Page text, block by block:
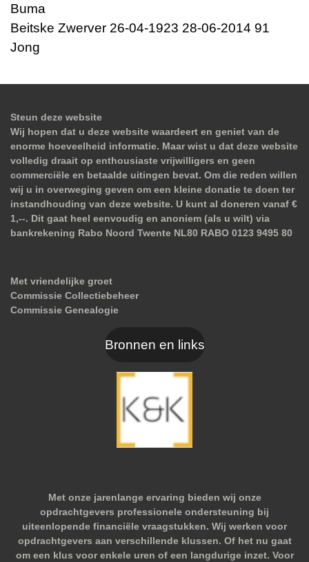
Buma
Beitske Zwerver 26-04-1923 28-06-2014 91
Jong
Steun deze website
Wij hopen dat u deze website waardeert en geniet van de
enorme hoeveelheid informatie. Maar wist u dat deze website
volledig draait op enthousiaste vrijwilligers en geen
commerciële en betaalde uitingen bevat. Om die reden willen
wij u in overweging geven om een kleine donatie te doen ter
instandhouding van deze website. U kunt al doneren vanaf €
1,--. Dit gaat heel eenvoudig en anoniem (als u wilt) via
bankrekening Rabo Noord Twente NL80 RABO 0123 9495 80
Met vriendelijke groet
Commissie Collectiebeheer
Commissie Genealogie
Bronnen en links
Met onze jarenlange ervaring bieden wij onze
opdrachtgevers professionele ondersteuning bij
uiteenlopende financiële vraagstukken. Wij werken voor
opdrachtgevers aan verschillende klussen. Of het nu gaat
om een klus voor enkele uren of een langdurige inzet. Voor